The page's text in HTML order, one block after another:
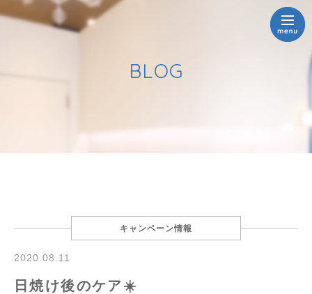
BLOG
キャンペーン情報
2020.08.11
日焼け後のケア☀️